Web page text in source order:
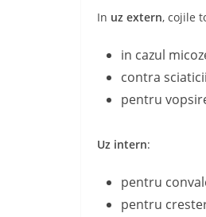
In uz extern, cojile
in cazul
contra
pentru
Uz intern:
pentru
pentru